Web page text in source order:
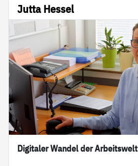
Jutta Hessel
Digitaler Wandel der Arbeitswelt